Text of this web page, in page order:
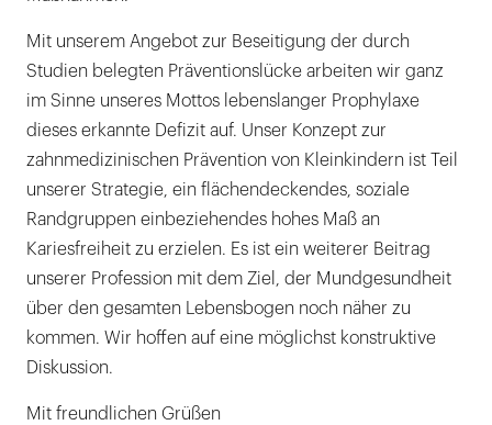
Mit unserem Angebot zur Beseitigung der durch
Studien belegten Präventionslücke arbeiten wir ganz
im Sinne unseres Mottos lebenslanger Prophylaxe
dieses erkannte Defizit auf. Unser Konzept zur
zahnmedizinischen Prävention von Kleinkindern ist Teil
unserer Strategie, ein flächendeckendes, soziale
Randgruppen einbeziehendes hohes Maß an
Kariesfreiheit zu erzielen. Es ist ein weiterer Beitrag
unserer Profession mit dem Ziel, der Mundgesundheit
über den gesamten Lebensbogen noch näher zu
kommen. Wir hoffen auf eine möglichst konstruktive
Diskussion.
Mit freundlichen Grüßen